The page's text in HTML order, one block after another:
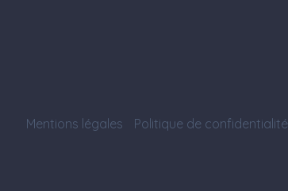
Mentions légales Politique de confidentialité